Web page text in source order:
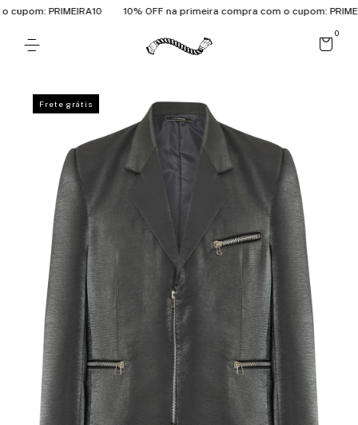
PRIMEIRA10 10% OFF na primeira compra com o cupom:
0
Frete grátis